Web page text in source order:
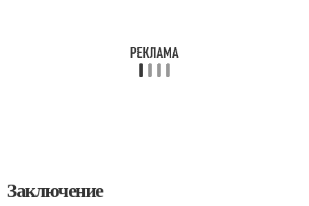
Заключение